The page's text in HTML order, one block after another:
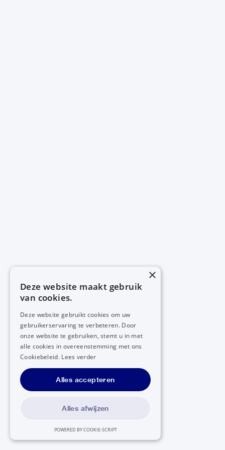
×
Deze website maakt gebruik
van cookies.
Deze website gebruikt cookies om uw
gebruikerservaring te verbeteren. Door
onze website te gebruiken, stemt u in met
alle cookies in overeenstemming met ons
Cookiebeleid. Lees verder
Alles accepteren
Alles afwijzen
POWERED BY COOKIE-SCRIPT